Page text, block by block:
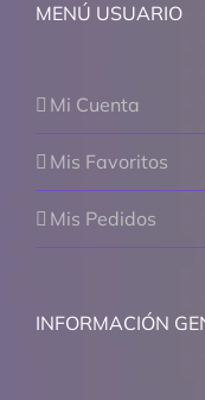
MENÚ USUARIO
Mi Cuenta
Mis Favoritos
Mis Pedidos
INFORMACIÓN